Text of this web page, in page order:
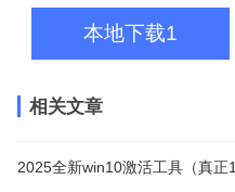
本地下载1
相关文章
2025全新win10激活工具（真正